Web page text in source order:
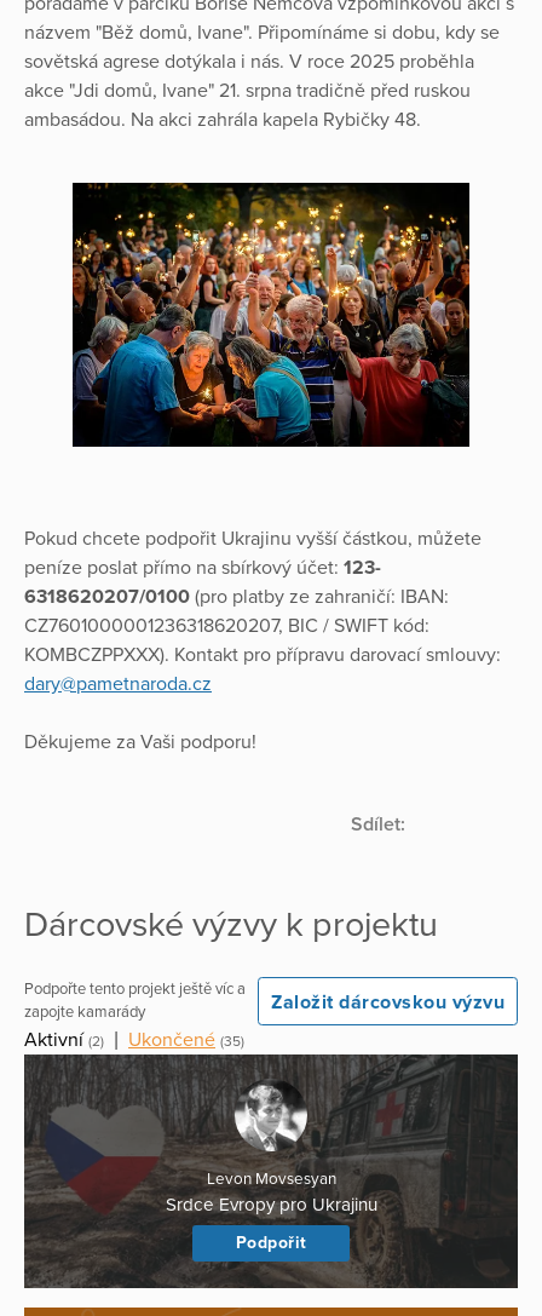
názvem "Běž domů, Ivane". Připomínáme si dobu, kdy se
sovětská agrese dotýkala i nás. V roce 2025 proběhla
akce "Jdi domů, Ivane" 21. srpna tradičně před ruskou
ambasádou. Na akci zahrála kapela Rybičky 48.
Pokud chcete podpořit Ukrajinu vyšší částkou, můžete
peníze poslat přímo na sbírkový účet: 123-
6318620207/0100 (pro platby ze zahraničí: IBAN:
CZ7601000001236318620207, BIC / SWIFT kód:
KOMBCZPPXXX). Kontakt pro přípravu darovací smlouvy:
dary@pametnaroda.cz
Děkujeme za Vaši podporu!
Sdílet:
Dárcovské výzvy k projektu
Podpořte tento projekt ještě víc a
zapojte kamarády
Založit dárcovskou výzvu
Aktivní (2) Ukončené (35)
Levon Movsesyan
Srdce Evropy pro Ukrajinu
Podpořit